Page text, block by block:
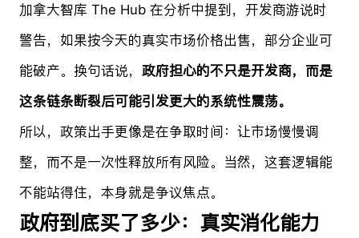
加拿大智库 The Hub 在分析中提到，开发商游说时
警告，如果按今天的真实市场价格出售，部分企业可
能破产。换句话说， 政府担心的不只是开发商，而是
这条链条断裂后可能引发更大的系统性震荡。
所以，政策出手更像是在争取时间：让市场慢慢调
整，而不是一次性释放所有风险。当然，这套逻辑能
不能站得住，本身就是争议焦点。
政府到底买了多少：真实消化能力